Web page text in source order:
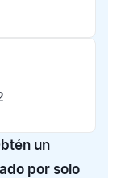
un
por solo